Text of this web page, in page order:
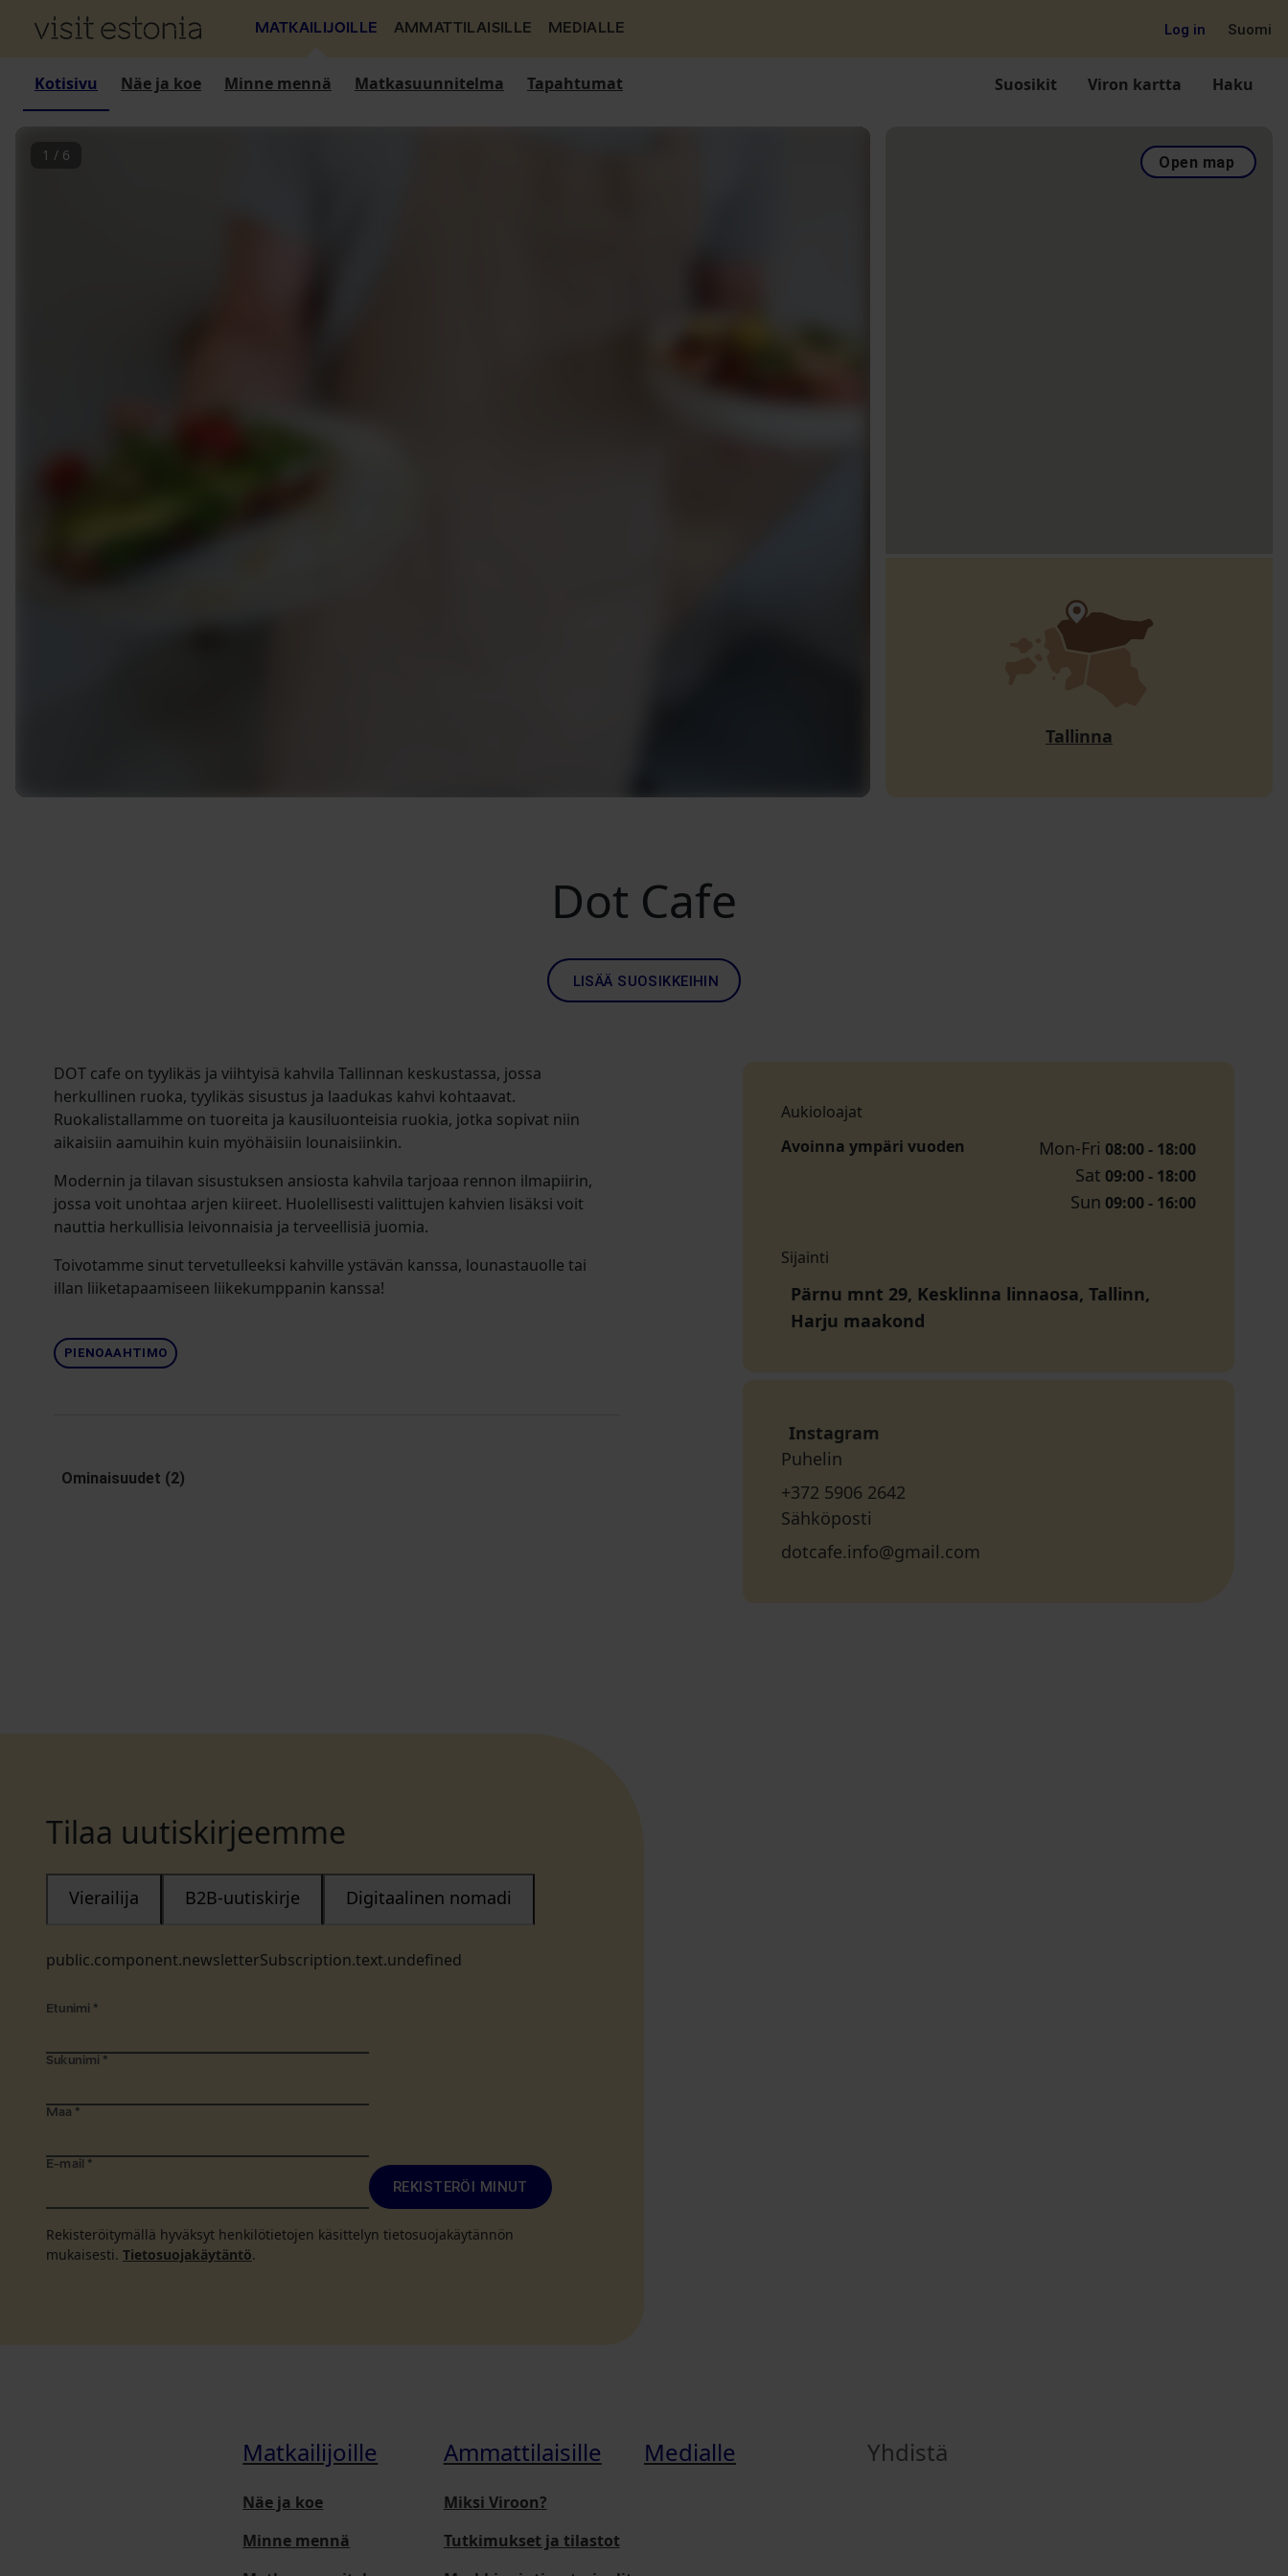
MATKAILIJOILLE AMMATTILAISILLE MEDIALLE Log in Suomi
Kotisivu Näe ja koe Minne mennä Matkasuunnitelma Tapahtumat Suosikit Viron kartta Haku
1 / 6 Open map
Tallinna
Dot Cafe
LISÄÄ SUOSIKKEIHIN
DOT cafe on tyylikäs ja viihtyisä kahvila Tallinnan keskustassa, jossa
herkullinen ruoka, tyylikäs sisustus ja laadukas kahvi kohtaavat.
Ruokalistallamme on tuoreita ja kausiluonteisia ruokia, jotka sopivat niin
aikaisiin aamuihin kuin myöhäisiin lounaisiinkin.
Modernin ja tilavan sisustuksen ansiosta kahvila tarjoaa rennon ilmapiirin,
jossa voit unohtaa arjen kiireet. Huolellisesti valittujen kahvien lisäksi voit
nauttia herkullisia leivonnaisia ja terveellisiä juomia.
Toivotamme sinut tervetulleeksi kahville ystävän kanssa, lounastauolle tai
illan liiketapaamiseen liikekumppanin kanssa!
PIENOAAHTIMO
Ominaisuudet (2)
Aukioloajat
Avoinna ympäri vuoden
Mon-Fri 08:00 - 18:00
Sat 09:00 - 18:00
Sun 09:00 - 16:00
Sijainti
Pärnu mnt 29, Kesklinna linnaosa, Tallinn,
Harju maakond
Instagram
Puhelin
+372 5906 2642
Sähköposti
dotcafe.info@gmail.com
Tilaa uutiskirjeemme
public.component.newsletterSubscription.text.undefined
Vierailija B2B-uutiskirje Digitaalinen nomadi
Etunimi *
Sukunimi *
Maa *
E-mail *
REKISTERÖI MINUT
Rekisteröitymällä hyväksyt henkilötietojen käsittelyn tietosuojakäytännön
mukaisesti. Tietosuojakäytäntö.
Matkailijoille
Näe ja koe
Minne mennä
Ammattilaisille
Miksi Viroon?
Tutkimukset ja tilastot
Medialle Yhdistä